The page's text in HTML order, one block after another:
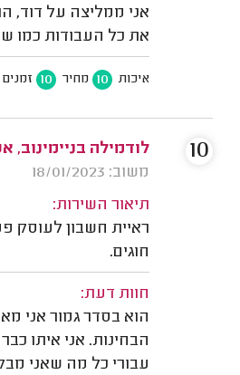
אני ממליצה על דוד,
את כל העבודות כמו
איכות 10 מחיר 10 זמנים
לודמילה בניימינוב,
משוב: 18/01/2023
תיאור השירות:
ראיית חשבון לעוסק
חוגים.
חוות דעת:
הוא בסדר גמור אני
הבחינות. אני איתו
עבורי כל מה שאני
10